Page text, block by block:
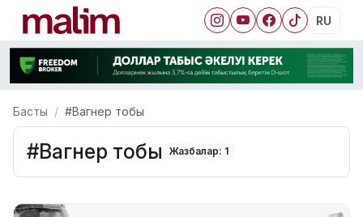
RU
Басты #Вагнер тобы
#Вагнер тобы Жазбалар: 1